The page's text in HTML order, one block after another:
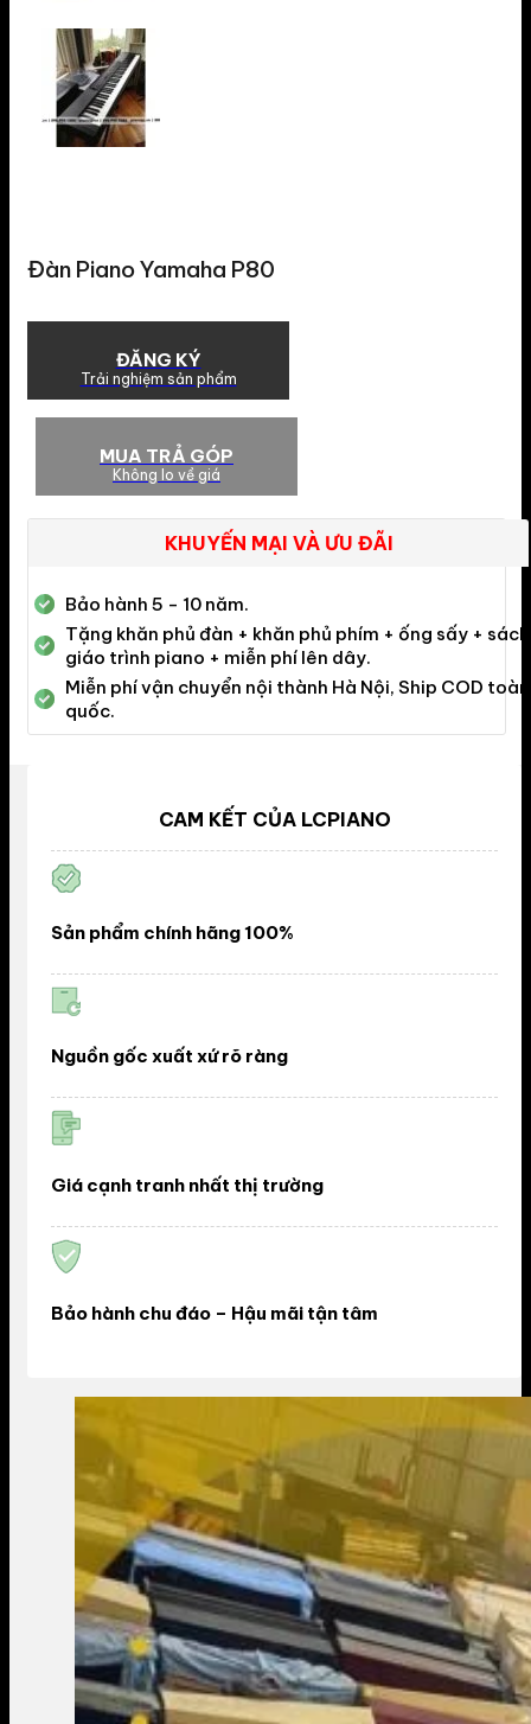
Đàn Piano Yamaha P80
ĐĂNG KÝ
Trải nghiệm sản phẩm
MUA TRẢ GÓP
Không lo về giá
KHUYẾN MẠI VÀ ƯU ĐÃI
Bảo hành 5 - 10 năm.
Tặng khăn phủ đàn + khăn phủ phím + ống sấy + sách
giáo trình piano + miễn phí lên dây.
Miễn phí vận chuyển nội thành Hà Nội, Ship COD toàn
quốc.
CAM KẾT CỦA LCPIANO
Sản phẩm chính hãng 100%
Nguồn gốc xuất xứ rõ ràng
Giá cạnh tranh nhất thị trường
Bảo hành chu đáo – Hậu mãi tận tâm